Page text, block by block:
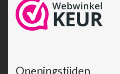
Openingstijden